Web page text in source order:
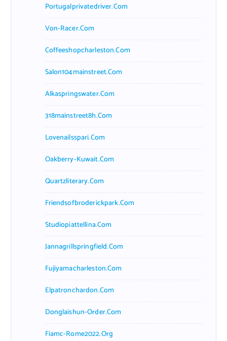
Portugalprivatedriver.com
Von-Racer.com
Coffeeshopcharleston.com
Salon104mainstreet.com
Alkaspringswater.com
318mainstreet8h.com
Lovenailsspari.com
Oakberry-Kuwait.com
Quartzliterary.com
Friendsofbroderickpark.com
Studiopiattellina.com
Jannagrillspringfield.com
Fujiyamacharleston.com
Elpatronchardon.com
Donglaishun-Order.com
Fiamc-Rome2022.org